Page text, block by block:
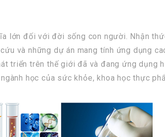
lớn đối với đời sống con người. Nhận
và những dự án mang tính ứng dụng
triển trên thế giới đã và đang ứng dụng
học của sức khỏe, khoa học thực